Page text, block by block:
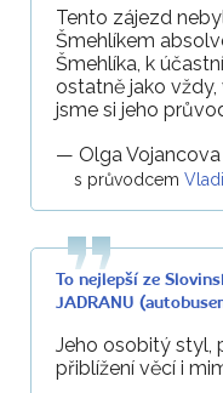
Tento zájezd
Šmehlíkem
Šmehlíka, k
ostatně jako
jsme si jeho
— Olga Vojancova
s průvodcem
To nejlepší ze
JADRANU
Jeho osobitý styl,
přiblížení věcí i